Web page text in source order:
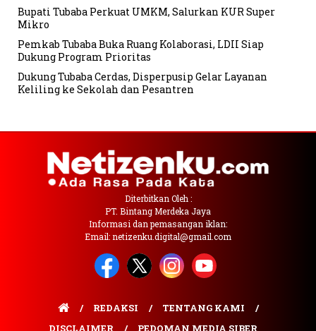
Bupati Tubaba Perkuat UMKM, Salurkan KUR Super
Mikro
Pemkab Tubaba Buka Ruang Kolaborasi, LDII Siap
Dukung Program Prioritas
Dukung Tubaba Cerdas, Disperpusip Gelar Layanan
Keliling ke Sekolah dan Pesantren
Diterbitkan Oleh :
PT. Bintang Merdeka Jaya
Informasi dan pemasangan iklan:
Email: netizenku.digital@gmail.com
REDAKSI
TENTANG KAMI
DISCLAIMER
PEDOMAN MEDIA SIBER